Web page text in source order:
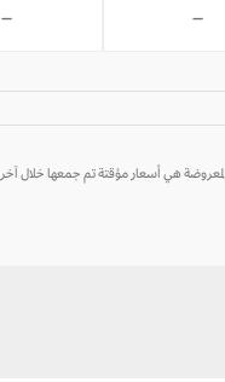
-
-
هي أسعار مؤقتة تم جمعها خلال آخر 48 ساعة وقد لا تكون متاحة وقت الحجز